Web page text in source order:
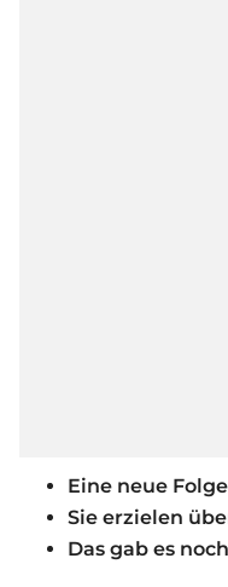
Eine neue
Sie erzielen
Das gab es